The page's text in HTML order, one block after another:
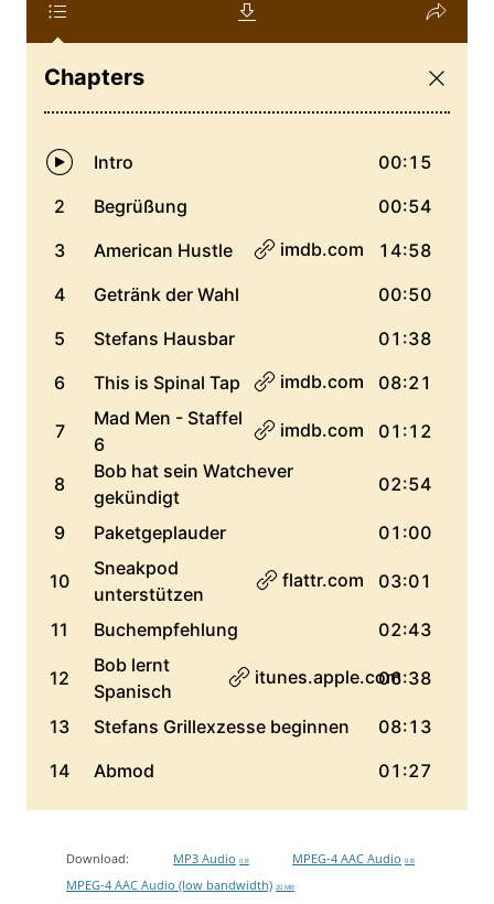
Download: MP3 Audio 0 B MPEG-4 AAC Audio 0 B
MPEG-4 AAC Audio (low bandwidth) 20 MB